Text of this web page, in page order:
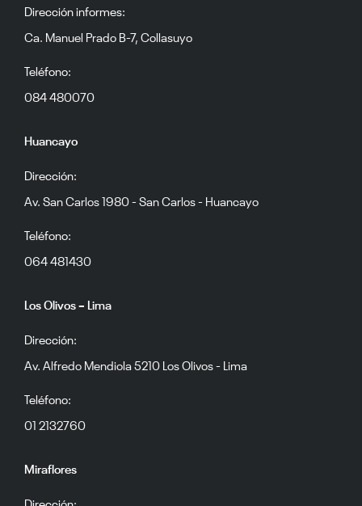
Dirección informes:
Ca. Manuel Prado B-7, Collasuyo
Teléfono:
084 480070
Huancayo
Dirección:
Av. San Carlos 1980 - San Carlos - Huancayo
Teléfono:
064 481430
Los Olivos – Lima
Dirección:
Av. Alfredo Mendiola 5210 Los Olivos - Lima
Teléfono:
01 2132760
Miraflores
Dirección: